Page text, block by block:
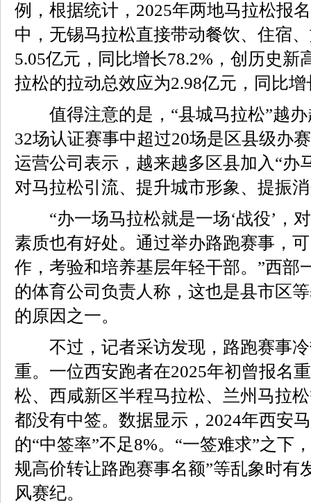
例，根据统计，2025年两地马拉松报
中，无锡马拉松直接带动餐饮、住宿
5.05亿元，同比增长78.2%，创历史新
拉松的拉动总效应为2.98亿元，同比增
值得注意的是，“县城马拉松”越办
32场认证赛事中超过20场是区县级办
运营公司表示，越来越多区县加入“办
对马拉松引流、提升城市形象、提振
“办一场马拉松就是一场‘战役’，
素质也有好处。通过举办路跑赛事，
作，考验和培养基层年轻干部。”西部
的体育公司负责人称，这也是县市区
的原因之一。
不过，记者采访发现，路跑赛事冷
重。一位西安跑者在2025年初曾报名
松、西咸新区半程马拉松、兰州马拉
都没有中签。数据显示，2024年西安
的“中签率”不足8%。“一签难求”之下
规高价转让路跑赛事名额”等乱象时有
风赛纪。